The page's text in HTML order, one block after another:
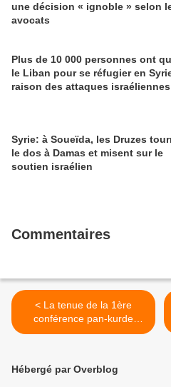
une décision « ignoble » selon
avocats
Plus de 10 000 personnes ont
le Liban pour se réfugier en
raison des attaques israéliennes
Syrie: à Soueïda, les Druzes
le dos à Damas et misent sur le
soutien israélien
Commentaires
< La tenue de la 1ère
conférence pan-kurde
remise en question ?
Hébergé par Overblog